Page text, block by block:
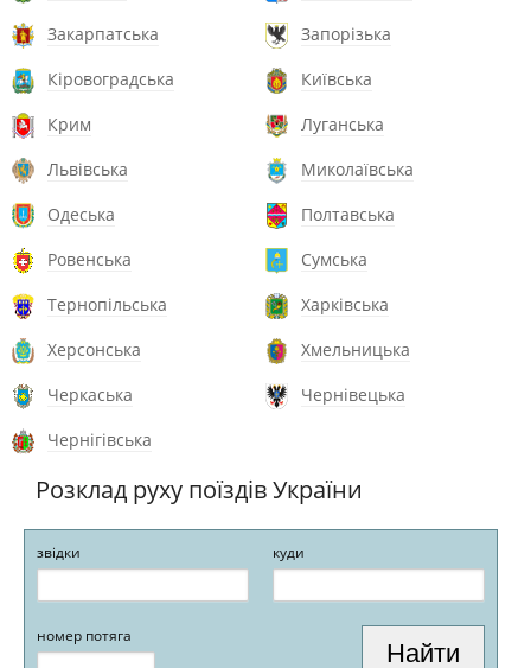
Закарпатська
Запорізька
Кіровоградська
Київська
Крим
Луганська
Львівська
Миколаївська
Одеська
Полтавська
Ровенська
Сумська
Тернопільська
Харківська
Херсонська
Хмельницька
Черкаська
Чернівецька
Чернігівська
Розклад руху поїздів України
звідки куди
номер потяга